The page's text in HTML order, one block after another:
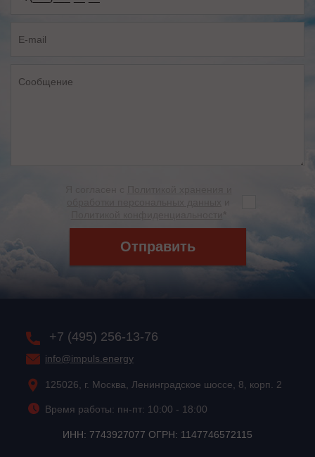
Отправить
+7 (495) 256-13-76
info@impuls.energy
125026, г. Москва, Ленинградское шоссе, 8, корп. 2
Время работы: пн-пт: 10:00 - 18:00
ИНН: 7743927077 ОГРН: 1147746572115